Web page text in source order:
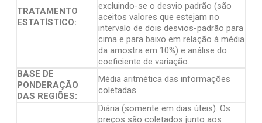
TRATAMENTO
ESTATÍSTICO:
excluindo-se o desvio padrão (são
aceitos valores que estejam no
intervalo de dois desvios-padrão para
cima e para baixo em relação à média
da amostra em 10%) e análise do
coeficiente de variação.
BASE DE
PONDERAÇÃO
DAS REGIÕES:
Média aritmética das informações
coletadas.
Diária (somente em dias úteis). Os
preços são coletados junto aos